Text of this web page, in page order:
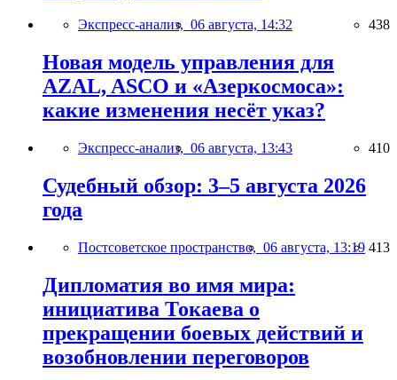
Экспресс-анализ, 06 августа, 14:32 438
Новая модель управления для
AZAL, ASCO и «Азеркосмоса»:
какие изменения несёт указ?
Экспресс-анализ, 06 августа, 13:43 410
Судебный обзор: 3–5 августа 2026
года
Постсоветское пространство, 06 августа, 13:19 413
Дипломатия во имя мира:
инициатива Токаева о
прекращении боевых действий и
возобновлении переговоров